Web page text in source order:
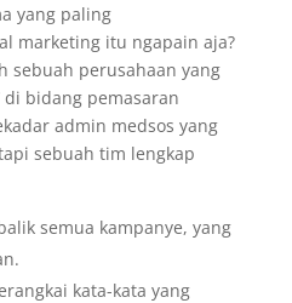
yang paling
marketing itu ngapain aja?
sebuah perusahaan yang
di bidang pemasaran
admin medsos yang
sebuah tim lengkap
semua kampanye, yang
kata-kata yang